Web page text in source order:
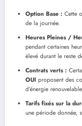
Option Base : Cette
de la journée.
Heures Pleines /
pendant certaines
élevé durant le reste
Contrats verts :
OUI proposent des
d’énergie
Tarifs fixés sur la
une période donnée,